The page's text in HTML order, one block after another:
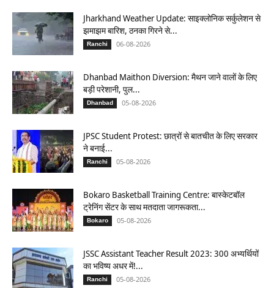
Jharkhand Weather Update: साइक्लोनिक सर्कुलेशन से
झमाझम बारिश, ठनका गिरने से...
Ranchi 06-08-2026
Dhanbad Maithon Diversion: मैथन जाने वालों के लिए
बड़ी परेशानी, पुल...
Dhanbad 05-08-2026
JPSC Student Protest: छात्रों से बातचीत के लिए सरकार
ने बनाई...
Ranchi 05-08-2026
Bokaro Basketball Training Centre: बास्केटबॉल
ट्रेनिंग सेंटर के साथ मतदाता जागरूकता...
Bokaro 05-08-2026
JSSC Assistant Teacher Result 2023: 300 अभ्यर्थियों
का भविष्य अधर में!...
Ranchi 05-08-2026